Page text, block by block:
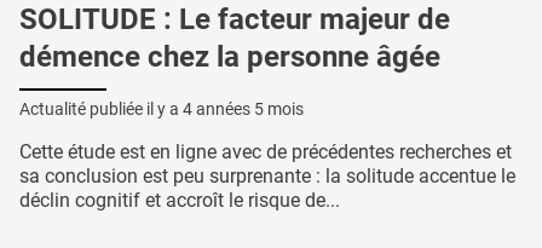
SOLITUDE : Le facteur majeur de
démence chez la personne âgée
Actualité publiée il y a 4 années 5 mois
Cette étude est en ligne avec de précédentes recherches et
sa conclusion est peu surprenante : la solitude accentue le
déclin cognitif et accroît le risque de...